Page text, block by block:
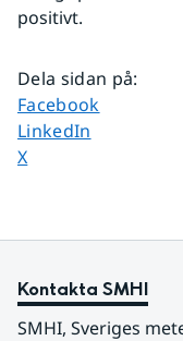
positivt.
Dela sidan på:
Dela sidan på
Facebook
Dela sidan på
LinkedIn
Dela sidan på
X
Kontakta SMHI
SMHI, Sveriges